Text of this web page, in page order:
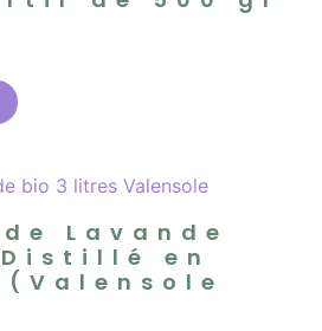
Lavande
en
(Valensole